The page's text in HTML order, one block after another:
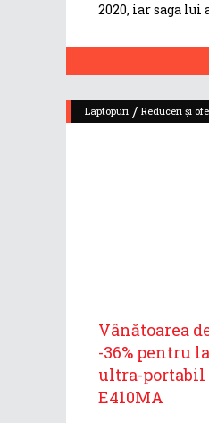
2020, iar saga lui
Laptopuri / Reduceri și
Vânătoarea
-36% pentru
ultra-portabil
E410MA